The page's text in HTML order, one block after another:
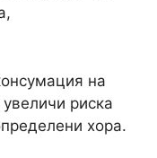
на
риска
хора.